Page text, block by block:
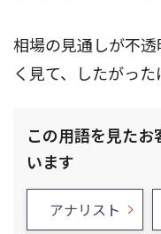
相場の見通しが不
く見て、したがった
この用語を見た
います
アナリスト